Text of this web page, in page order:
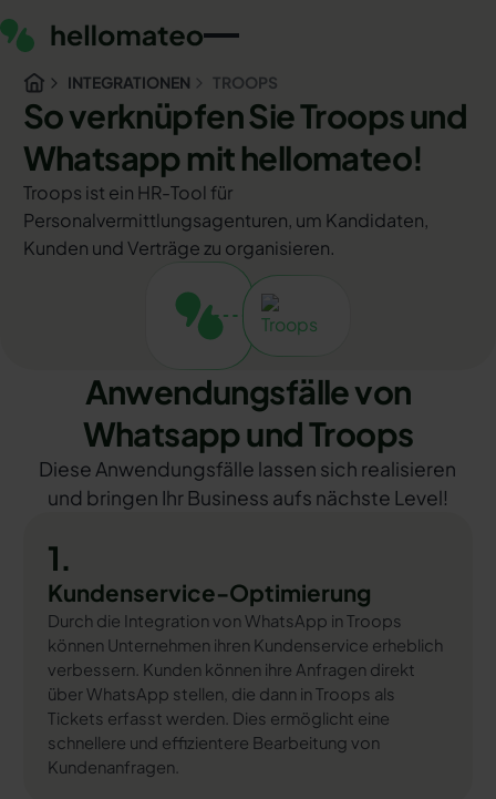
INTEGRATIONEN TROOPS
So verknüpfen Sie Troops und
Whatsapp mit hellomateo!
Troops ist ein HR-Tool für
Personalvermittlungsagenturen, um Kandidaten,
Kunden und Verträge zu organisieren.
Anwendungsfälle von
Whatsapp und Troops
Diese Anwendungsfälle lassen sich realisieren
und bringen Ihr Business aufs nächste Level!
1.
Kundenservice-Optimierung
Durch die Integration von WhatsApp in Troops
können Unternehmen ihren Kundenservice erheblich
verbessern. Kunden können ihre Anfragen direkt
über WhatsApp stellen, die dann in Troops als
Tickets erfasst werden. Dies ermöglicht eine
schnellere und effizientere Bearbeitung von
Kundenanfragen.